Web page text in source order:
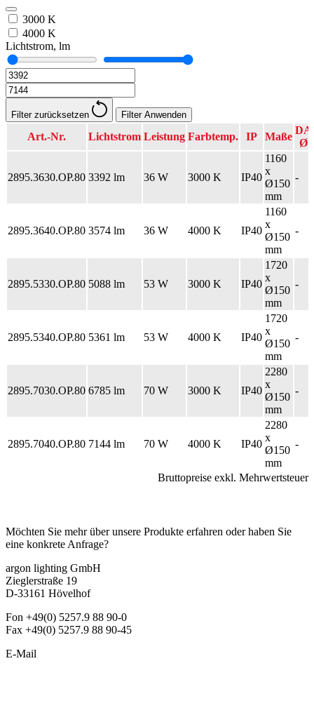
3000 K
4000 K
Lichtstrom, lm
Filter zurücksetzen
Art.-Nr. Lichtstrom Leistung Farbtemp. IP Maße
DA
Ø
2895.3630.OP.80 3392 lm 36 W 3000 K IP40
1160
x
Ø150
mm
-
2895.3640.OP.80 3574 lm 36 W 4000 K IP40
1160
x
Ø150
mm
-
2895.5330.OP.80 5088 lm 53 W 3000 K IP40
1720
x
Ø150
mm
-
2895.5340.OP.80 5361 lm 53 W 4000 K IP40
1720
x
Ø150
mm
-
2895.7030.OP.80 6785 lm 70 W 3000 K IP40
2280
x
Ø150
mm
-
2895.7040.OP.80 7144 lm 70 W 4000 K IP40
2280
x
Ø150
mm
-
Bruttopreise exkl. Mehrwertsteuer
Möchten Sie mehr über unsere Produkte erfahren oder haben Sie
eine konkrete Anfrage?
argon lighting GmbH
Zieglerstraße 19
D-33161 Hövelhof
Fon +49(0) 5257.9 88 90-0
Fax +49(0) 5257.9 88 90-45
E-Mail